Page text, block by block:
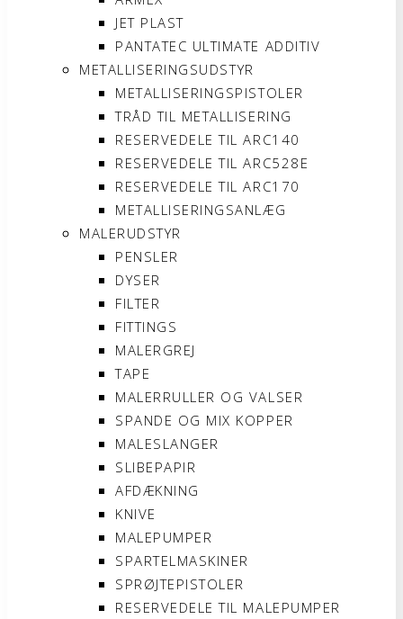
JET PLAST
PANTATEC ULTIMATE ADDITIV
METALLISERINGSUDSTYR
METALLISERINGSPISTOLER
TRÅD TIL METALLISERING
RESERVEDELE TIL ARC140
RESERVEDELE TIL ARC528E
RESERVEDELE TIL ARC170
METALLISERINGSANLÆG
MALERUDSTYR
PENSLER
DYSER
FILTER
FITTINGS
MALERGREJ
TAPE
MALERRULLER OG VALSER
SPANDE OG MIX KOPPER
MALESLANGER
SLIBEPAPIR
AFDÆKNING
KNIVE
MALEPUMPER
SPARTELMASKINER
SPRØJTEPISTOLER
RESERVEDELE TIL MALEPUMPER